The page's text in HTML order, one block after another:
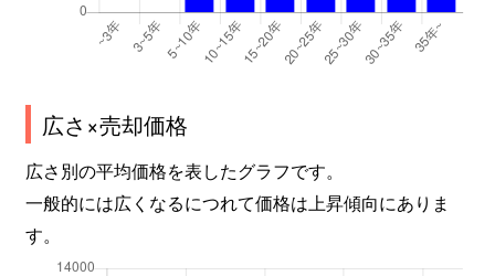
広さ×売却価格
広さ別の平均価格を表したグラフです。
一般的には広くなるにつれて価格は上昇傾向にありま
す。